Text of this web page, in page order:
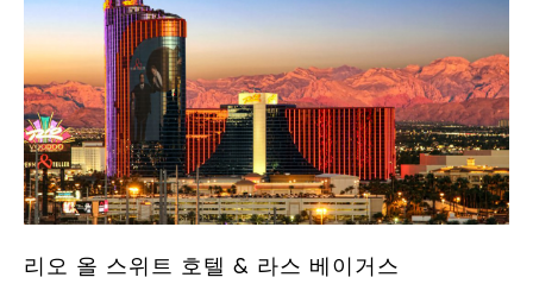
리오 올 스위트 호텔 & 라스 베이거스